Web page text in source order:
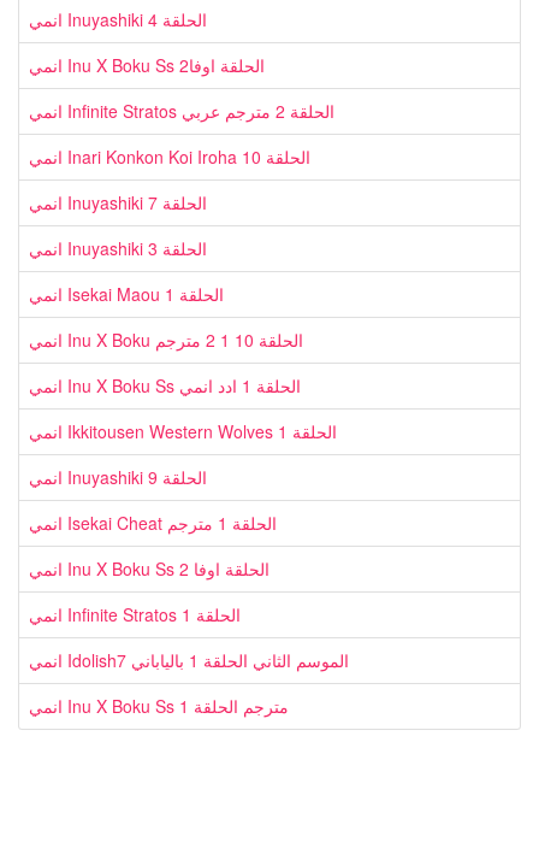
انمي Inuyashiki الحلقة 4
انمي Inu X Boku Ss الحلقة اوفا2
انمي Infinite Stratos الحلقة 2 مترجم عربي
انمي Inari Konkon Koi Iroha الحلقة 10
انمي Inuyashiki الحلقة 7
انمي Inuyashiki الحلقة 3
انمي Isekai Maou الحلقة 1
انمي Inu X Boku الحلقة 10 1 2 مترجم
انمي Inu X Boku Ss الحلقة 1 ادد انمي
انمي Ikkitousen Western Wolves الحلقة 1
انمي Inuyashiki الحلقة 9
انمي Isekai Cheat الحلقة 1 مترجم
انمي Inu X Boku Ss الحلقة اوفا 2
انمي Infinite Stratos الحلقة 1
انمي Idolish7 الموسم الثاني الحلقة 1 بالياباني
انمي Inu X Boku Ss مترجم الحلقة 1